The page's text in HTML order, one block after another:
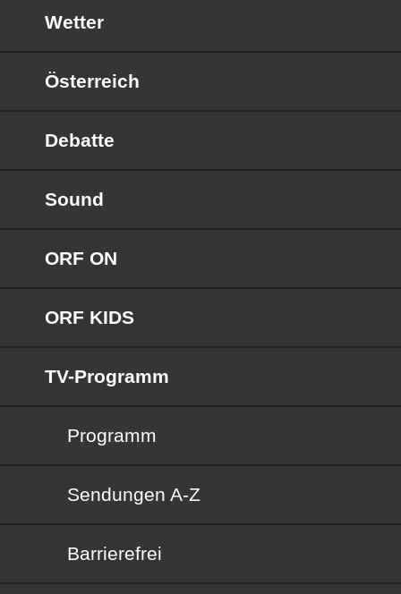
Wetter
Österreich
Debatte
Sound
ORF ON
ORF KIDS
TV-Programm
Programm
Sendungen von A bis Z
Sendungen A-Z
Barrierefrei
Barrierefrei